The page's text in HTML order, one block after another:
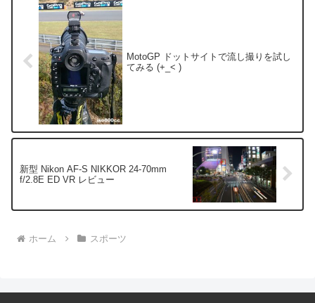
MotoGP ドットサイトで流し撮りを試し
てみる (+_< )
新型 Nikon AF-S NIKKOR 24-70mm
f/2.8E ED VR レビュー
ホーム スポーツ